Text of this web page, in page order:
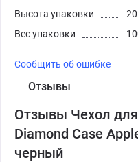
Высота упаковки
Вес упаковки
Сообщить об ошибке
Отзывы
Отзывы Чехол
Diamond Case
черный